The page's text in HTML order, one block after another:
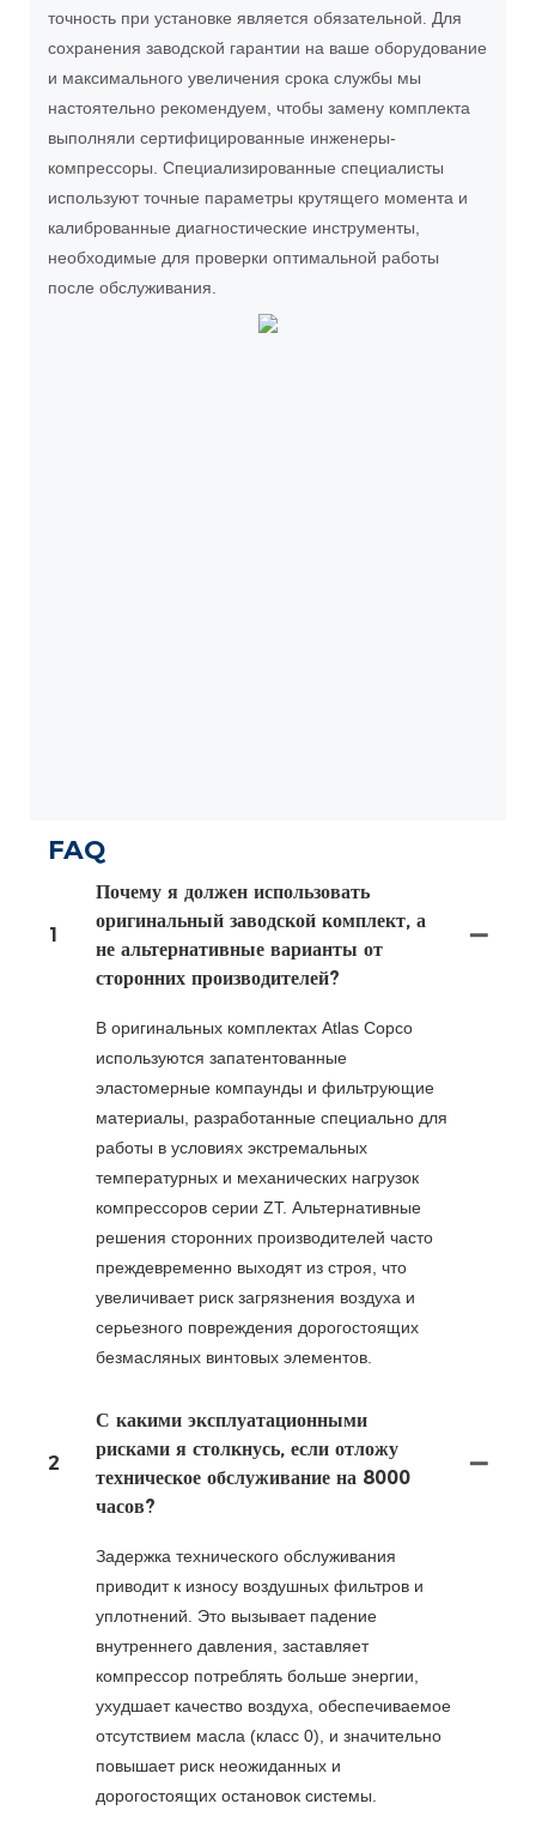
точность при установке является обязательной. Для
сохранения заводской гарантии на ваше оборудование
и максимального увеличения срока службы мы
настоятельно рекомендуем, чтобы замену комплекта
выполняли сертифицированные инженеры-
компрессоры. Специализированные специалисты
используют точные параметры крутящего момента и
калиброванные диагностические инструменты,
необходимые для проверки оптимальной работы
после обслуживания.
FAQ
1
Почему я должен использовать
оригинальный заводской комплект, а
не альтернативные варианты от
сторонних производителей?
В оригинальных комплектах Atlas Copco
используются запатентованные
эластомерные компаунды и фильтрующие
материалы, разработанные специально для
работы в условиях экстремальных
температурных и механических нагрузок
компрессоров серии ZT. Альтернативные
решения сторонних производителей часто
преждевременно выходят из строя, что
увеличивает риск загрязнения воздуха и
серьезного повреждения дорогостоящих
безмасляных винтовых элементов.
2
С какими эксплуатационными
рисками я столкнусь, если отложу
техническое обслуживание на 8000
часов?
Задержка технического обслуживания
приводит к износу воздушных фильтров и
уплотнений. Это вызывает падение
внутреннего давления, заставляет
компрессор потреблять больше энергии,
ухудшает качество воздуха, обеспечиваемое
отсутствием масла (класс 0), и значительно
повышает риск неожиданных и
дорогостоящих остановок системы.